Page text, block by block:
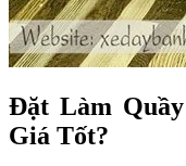
Đặt Làm
Giá Tốt?